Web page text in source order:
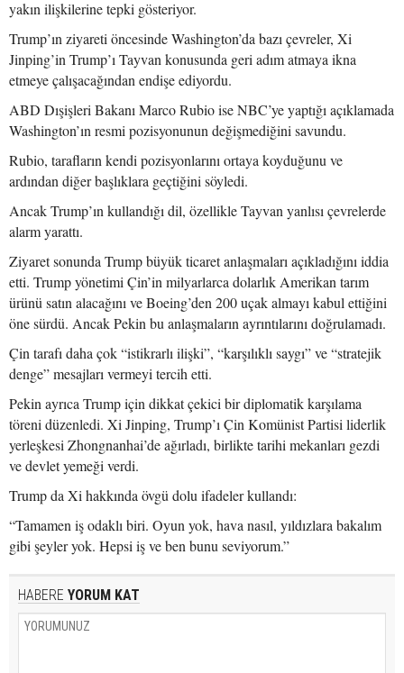
yakın ilişkilerine tepki gösteriyor.
Trump’ın ziyareti öncesinde Washington’da bazı çevreler, Xi
Jinping’in Trump’ı Tayvan konusunda geri adım atmaya ikna
etmeye çalışacağından endişe ediyordu.
ABD Dışişleri Bakanı Marco Rubio ise NBC’ye yaptığı açıklamada
Washington’ın resmi pozisyonunun değişmediğini savundu.
Rubio, tarafların kendi pozisyonlarını ortaya koyduğunu ve
ardından diğer başlıklara geçtiğini söyledi.
Ancak Trump’ın kullandığı dil, özellikle Tayvan yanlısı çevrelerde
alarm yarattı.
Ziyaret sonunda Trump büyük ticaret anlaşmaları açıkladığını iddia
etti. Trump yönetimi Çin’in milyarlarca dolarlık Amerikan tarım
ürünü satın alacağını ve Boeing’den 200 uçak almayı kabul ettiğini
öne sürdü. Ancak Pekin bu anlaşmaların ayrıntılarını doğrulamadı.
Çin tarafı daha çok “istikrarlı ilişki”, “karşılıklı saygı” ve “stratejik
denge” mesajları vermeyi tercih etti.
Pekin ayrıca Trump için dikkat çekici bir diplomatik karşılama
töreni düzenledi. Xi Jinping, Trump’ı Çin Komünist Partisi liderlik
yerleşkesi Zhongnanhai’de ağırladı, birlikte tarihi mekanları gezdi
ve devlet yemeği verdi.
Trump da Xi hakkında övgü dolu ifadeler kullandı:
“Tamamen iş odaklı biri. Oyun yok, hava nasıl, yıldızlara bakalım
gibi şeyler yok. Hepsi iş ve ben bunu seviyorum.”
HABERE YORUM KAT